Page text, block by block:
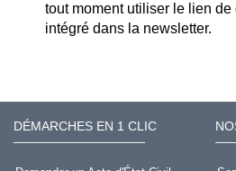
tout moment utiliser le lien
intégré dans la newsletter.
DÉMARCHES EN 1 CLIC